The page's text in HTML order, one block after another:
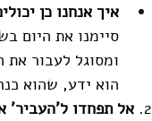
איך אנחנו כן
סיימנו את היום
ומסוגל לעבור את
הוא ידע, שהוא
2. אל תפחדו ל'העביר'